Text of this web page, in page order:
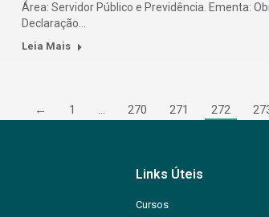
Área: Servidor Público e Previdência. Ementa:
Declaração…
Leia Mais
← 1 … 270 271 272
Links Úteis
Cursos